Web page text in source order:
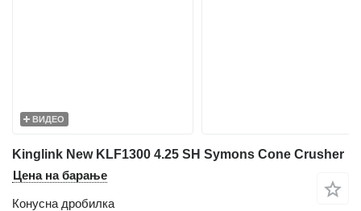
ВИДЕО
Kinglink New KLF1300 4.25 SH Symons Cone Crusher
Цена на барање
Конусна дробилка